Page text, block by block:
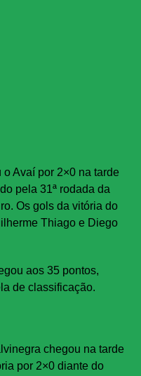
Avaí por 2×0 na tarde
pela 31ª rodada da
Os gols da vitória do
Thiago e Diego
aos 35 pontos,
de classificação.
chegou na tarde
por 2×0 diante do